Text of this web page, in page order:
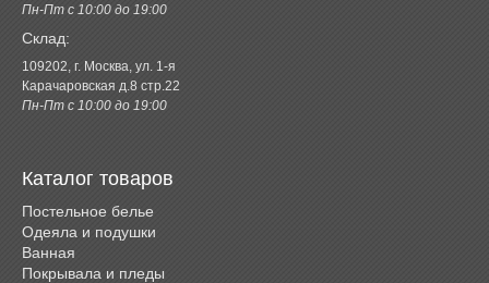
Пн-Пт с 10:00 до 19:00
Склад:
109202, г. Москва, ул. 1-я
Карачаровская д.8 стр.22
Пн-Пт с 10:00 до 19:00
Каталог товаров
Постельное белье
Одеяла и подушки
Ванная
Покрывала и пледы